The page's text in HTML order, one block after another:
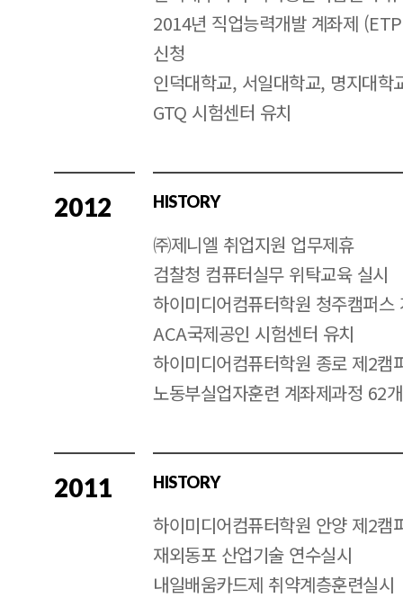
2014년 직업능력개발 계좌제
신청
인덕대학교, 서일대학교, 명지대학
GTQ 시험센터 유치
2012 HISTORY
㈜제니엘 취업지원 업무제휴
검찰청 컴퓨터실무 위탁교육 실시
하이미디어컴퓨터학원 청주캠퍼스
ACA국제공인 시험센터 유치
하이미디어컴퓨터학원 종로 제2캠
노동부실업자훈련 계좌제과정 62
2011 HISTORY
하이미디어컴퓨터학원 안양 제2캠
재외동포 산업기술 연수실시
내일배움카드제 취약계층훈련실시